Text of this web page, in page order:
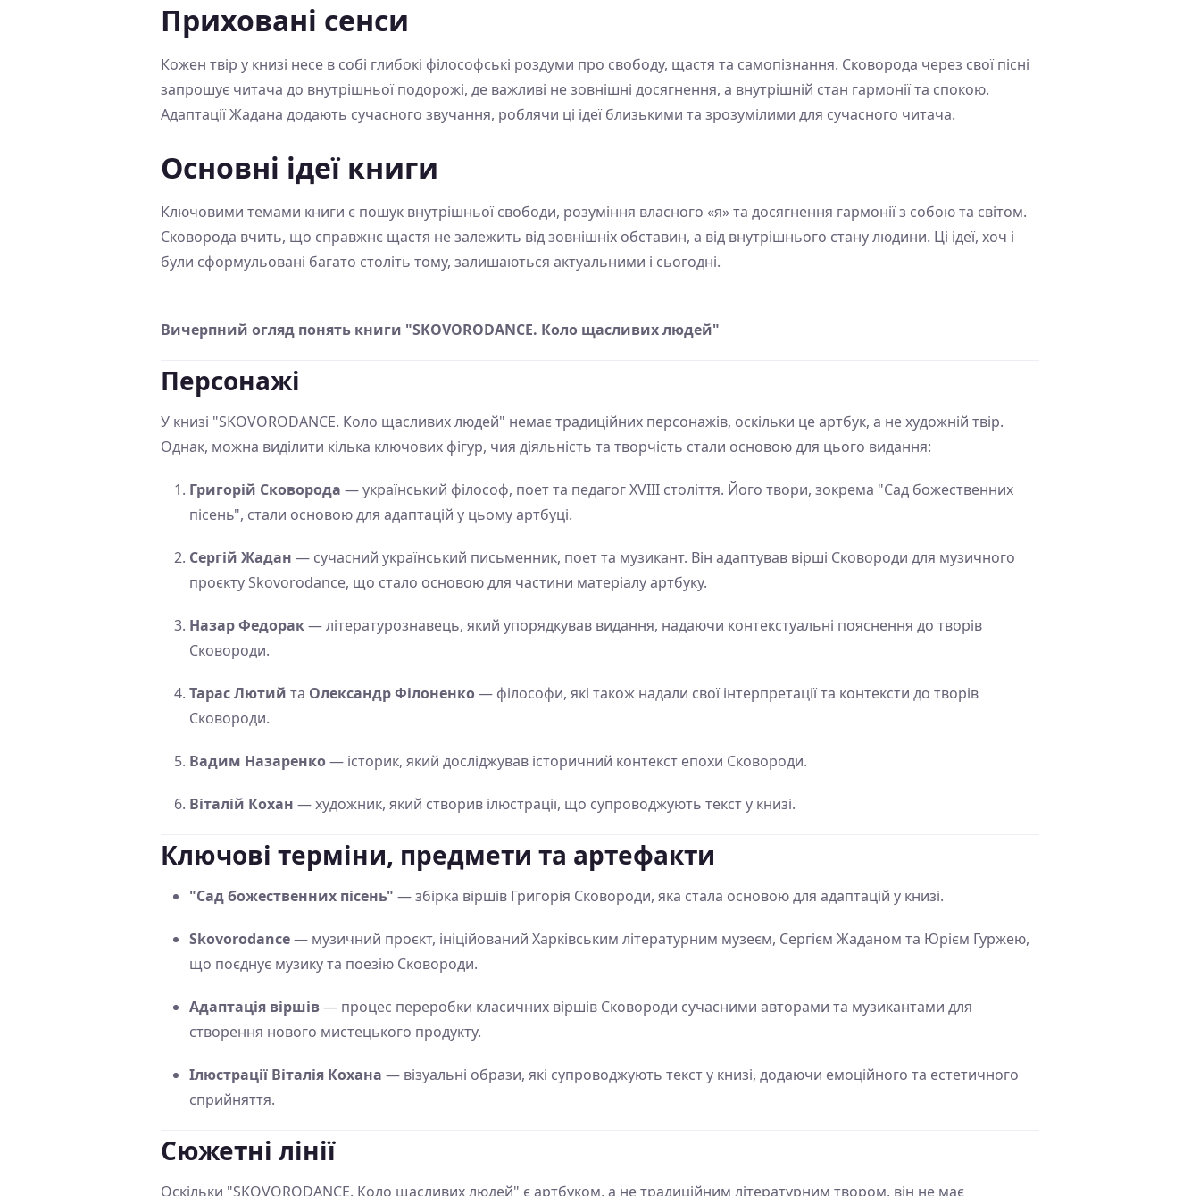
Приховані сенси
Кожен твір у книзі несе в собі глибокі філософські роздуми про свободу, щастя та самопізнання. Сковорода через свої пісні
запрошує читача до внутрішньої подорожі, де важливі не зовнішні досягнення, а внутрішній стан гармонії та спокою.
Адаптації Жадана додають сучасного звучання, роблячи ці ідеї близькими та зрозумілими для сучасного читача.
Основні ідеї книги
Ключовими темами книги є пошук внутрішньої свободи, розуміння власного «я» та досягнення гармонії з собою та світом.
Сковорода вчить, що справжнє щастя не залежить від зовнішніх обставин, а від внутрішнього стану людини. Ці ідеї, хоч і
були сформульовані багато століть тому, залишаються актуальними і сьогодні.
Вичерпний огляд понять книги "SKOVORODANCE. Коло щасливих людей"
Персонажі
У книзі "SKOVORODANCE. Коло щасливих людей" немає традиційних персонажів, оскільки це артбук, а не художній твір.
Однак, можна виділити кілька ключових фігур, чия діяльність та творчість стали основою для цього видання:
Григорій Сковорода — український філософ, поет та педагог XVIII століття. Його твори, зокрема "Сад божественних
пісень", стали основою для адаптацій у цьому артбуці.
Сергій Жадан — сучасний український письменник, поет та музикант. Він адаптував вірші Сковороди для музичного
проєкту Skovorodance, що стало основою для частини матеріалу артбуку.
Назар Федорак— літературознавець, який упорядкував видання, надаючи контекстуальні пояснення до творів
Сковороди.
Тарас Лютий та Олександр Філоненко— філософи, які також надали свої інтерпретації та контексти до творів
Сковороди.
Вадим Назаренко— історик, який досліджував історичний контекст епохи Сковороди.
Віталій Кохан — художник, який створив ілюстрації, що супроводжують текст у книзі.
Ключові терміни, предмети та артефакти
"Сад божественних пісень" — збірка віршів Григорія Сковороди, яка стала основою для адаптацій у книзі.
Skovorodance— музичний проєкт, ініційований Харківським літературним музеєм, Сергієм Жаданом та Юрієм Гуржею,
що поєднує музику та поезію Сковороди.
Адаптація віршів— процес переробки класичних віршів Сковороди сучасними авторами та музикантами для
створення нового мистецького продукту.
Ілюстрації Віталія Кохана — візуальні образи, які супроводжують текст у книзі, додаючи емоційного та естетичного
сприйняття.
Сюжетні лінії
Оскільки "SKOVORODANCE. Коло щасливих людей" є артбуком, а не традиційним літературним твором, він не має